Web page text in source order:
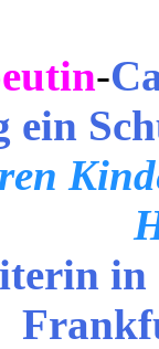
-
ein
in